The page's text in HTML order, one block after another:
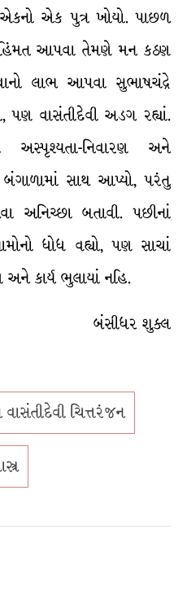
એક પુત્ર ખોયો. પાછળ
હિંમત આપવા તેમણે મન કઠણ
લાભ આપવા સુભાષચંદ્રે
પણ વાસંતીદેવી અડગ રહ્યાં.
અસ્પૃશ્યતા-નિવારણ અને
બંગાળામાં સાથ આપ્યો, પરંતુ
થવા અનિચ્છા બતાવી. પછીનાં
ધોધ વહ્યો, પણ સાચાં
અને કાર્ય ભુલાયાં નહિ.
બંસીધર શુક્લ
વાસંતીદેવી ચિત્તરંજન